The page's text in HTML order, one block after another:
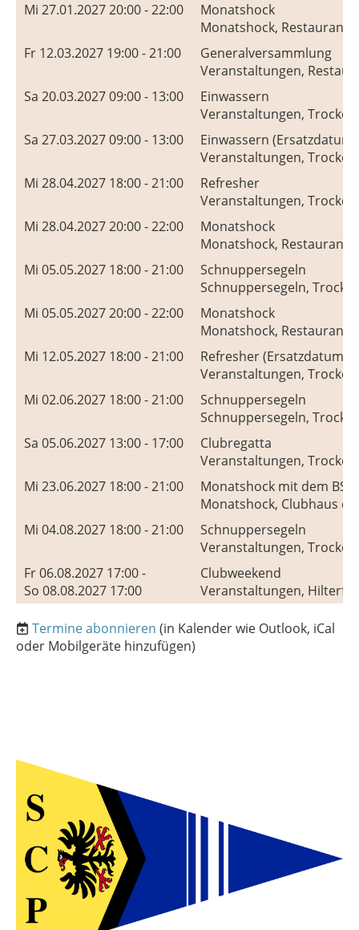
Mi 27.01.2027 20:00 - 22:00
Monatshock
Monatshock, Restaurant
Fr 12.03.2027 19:00 - 21:00
Generalversammlung
Veranstaltungen,
Sa 20.03.2027 09:00 - 13:00
Einwassern
Veranstaltungen,
Sa 27.03.2027 09:00 - 13:00
Einwassern (Ersatzdatum)
Veranstaltungen,
Mi 28.04.2027 18:00 - 21:00
Refresher
Veranstaltungen,
Mi 28.04.2027 20:00 - 22:00
Monatshock
Monatshock, Restaurant
Mi 05.05.2027 18:00 - 21:00
Schnuppersegeln
Schnuppersegeln,
Mi 05.05.2027 20:00 - 22:00
Monatshock
Monatshock, Restaurant
Mi 12.05.2027 18:00 - 21:00
Refresher (Ersatzdatum)
Veranstaltungen,
Mi 02.06.2027 18:00 - 21:00
Schnuppersegeln
Schnuppersegeln,
Sa 05.06.2027 13:00 - 17:00
Clubregatta
Veranstaltungen,
Mi 23.06.2027 18:00 - 21:00
Monatshock mit dem BSC
Monatshock, Clubhaus
Mi 04.08.2027 18:00 - 21:00
Schnuppersegeln
Veranstaltungen,
Fr 06.08.2027 17:00 -
So 08.08.2027 17:00
Clubweekend
Veranstaltungen,
Termine abonnieren (in Kalender wie Outlook, iCal
oder Mobilgeräte hinzufügen)